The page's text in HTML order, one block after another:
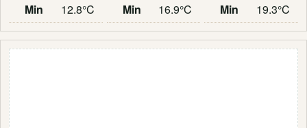
Min
12.8°C
Min
16.9°C
Min
19.3°C